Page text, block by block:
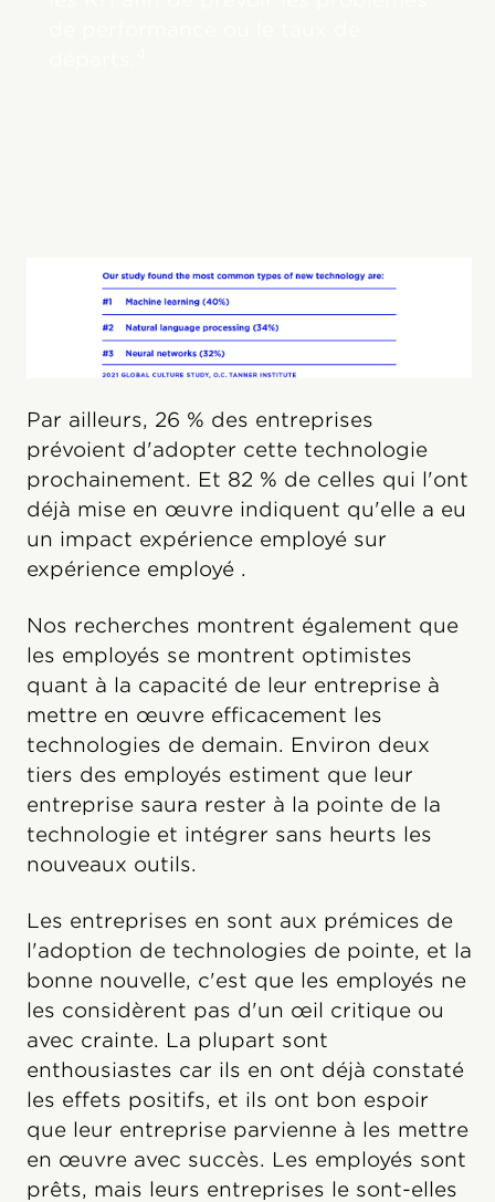
Par ailleurs, 26 % des entreprises
prévoient d'adopter cette technologie
prochainement. Et 82 % de celles qui l'ont
déjà mise en œuvre indiquent qu'elle a eu
un impact expérience employé sur
expérience employé .
Nos recherches montrent également que
les employés se montrent optimistes
quant à la capacité de leur entreprise à
mettre en œuvre efficacement les
technologies de demain. Environ deux
tiers des employés estiment que leur
entreprise saura rester à la pointe de la
technologie et intégrer sans heurts les
nouveaux outils.
Les entreprises en sont aux prémices de
l'adoption de technologies de pointe, et la
bonne nouvelle, c'est que les employés ne
les considèrent pas d'un œil critique ou
avec crainte. La plupart sont
enthousiastes car ils en ont déjà constaté
les effets positifs, et ils ont bon espoir
que leur entreprise parvienne à les mettre
en œuvre avec succès. Les employés sont
prêts, mais leurs entreprises le sont-elles